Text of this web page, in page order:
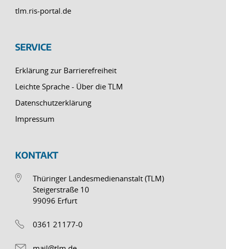
tlm.ris-portal.de
SERVICE
Erklärung zur Barrierefreiheit
Leichte Sprache - Über die TLM
Datenschutzerklärung
Impressum
KONTAKT
Thüringer Landesmedienanstalt (TLM)
Steigerstraße 10
99096 Erfurt
0361 21177-0